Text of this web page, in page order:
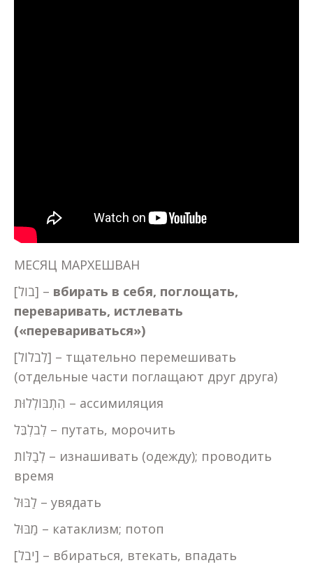
МЕСЯЦ МАРХЕШВАН
[בול] – вбирать в себя, поглощать,
переваривать, истлевать
(«перевариваться»)
[לִבלוֹל] – тщательно перемешивать
(отдельные части поглащают друг друга)
הִתְבּוֹלְלוּת – ассимиляция
לְבלְבֵּל – путать, морочить
לְבַלּוֹת – изнашивать (одежду); проводить
время
לַבּוּל – увядать
מַבּוּל – катаклизм; потоп
[יבל] – вбираться, втекать, впадать